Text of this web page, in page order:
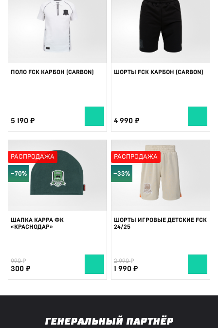
ПОЛО FCK КАРБОН (CARBON)
5 190
ШОРТЫ FCK КАРБОН (CARBON)
4 990
РАСПРОДАЖА
−70%
ШАПКА KAPPA ФК
«КРАСНОДАР»
990
300
РАСПРОДАЖА
−33%
ШОРТЫ ИГРОВЫЕ ДЕТСКИЕ FCK
24/25
2 990
1 990
ГЕНЕРАЛЬНЫЙ ПАРТНЁР